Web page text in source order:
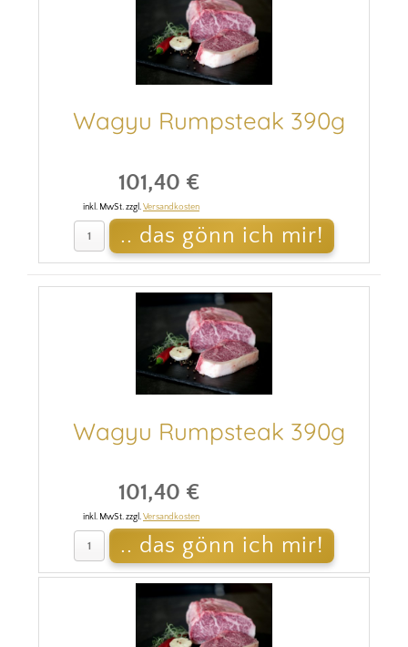
Wagyu Rumpsteak 390g
101,40 €
inkl. MwSt. zzgl.Versandkosten
Wagyu Rumpsteak 390g
101,40 €
inkl. MwSt. zzgl.Versandkosten